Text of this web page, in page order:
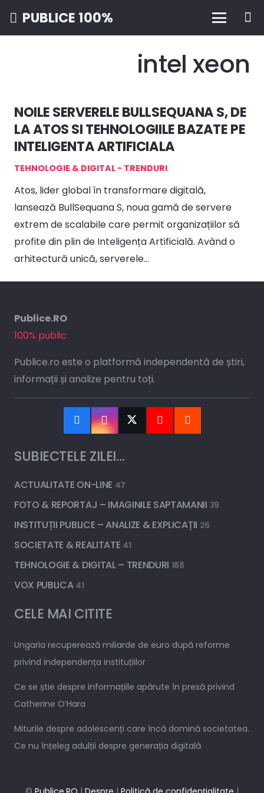
PUBLICE 100%
intel xeon
NOILE SERVERELE BULLSEQUANA S, DE
LA ATOS SI TEHNOLOGIILE BAZATE PE
INTELIGENTA ARTIFICIALA
TEHNOLOGIE & DIGITAL - TRENDURI
Atos, lider global în transformare digitală,
lansează BullSequana S, noua gamă de servere
extrem de scalabile care permit organizațiilor să
profite din plin de Inteligența Artificială. Având o
arhitectură unică, serverele…
Publice.RO
100% public
Publice.ro este o platformă independentă de știri,
informații și analize pentru toți.
SUBIECTELE ZILEI…
ACTUALITATE ON-LINE 47
FOTO & REPORTAJ – IMAGINILE SAPTAMANII 39
INSTITUȚII PUBLICE – ANALIZE & EXPLICAȚII 26
SOCIETATE & REALITATE 41
TEHNOLOGIE & DIGITAL – TRENDURI 188
VOX PUBLICA 41
CELE MAI CITITE
Ungaria recuperează miliarde de euro după reforme
privind independența instituțiilor
Ce se știe despre informațiile apărute în presă privind
Catherine O’Hara
Miturile despre adolescenți care încă domină societatea.
Ce nu înțeleg adulții despre generația digitală